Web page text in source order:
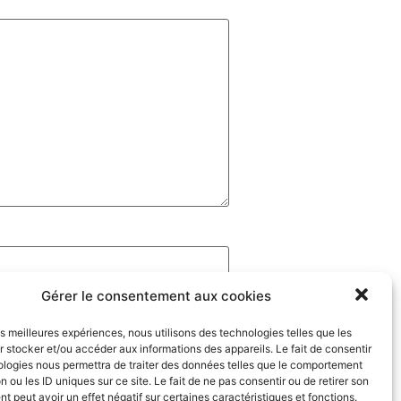
Gérer le consentement aux cookies
meilleures expériences, nous utilisons des technologies telles que les
stocker et/ou accéder aux informations des appareils. Le fait de consentir
nous permettra de traiter des données telles que le comportement
ou les ID uniques sur ce site. Le fait de ne pas consentir ou de retirer son
peut avoir un effet négatif sur certaines caractéristiques et fonctions.